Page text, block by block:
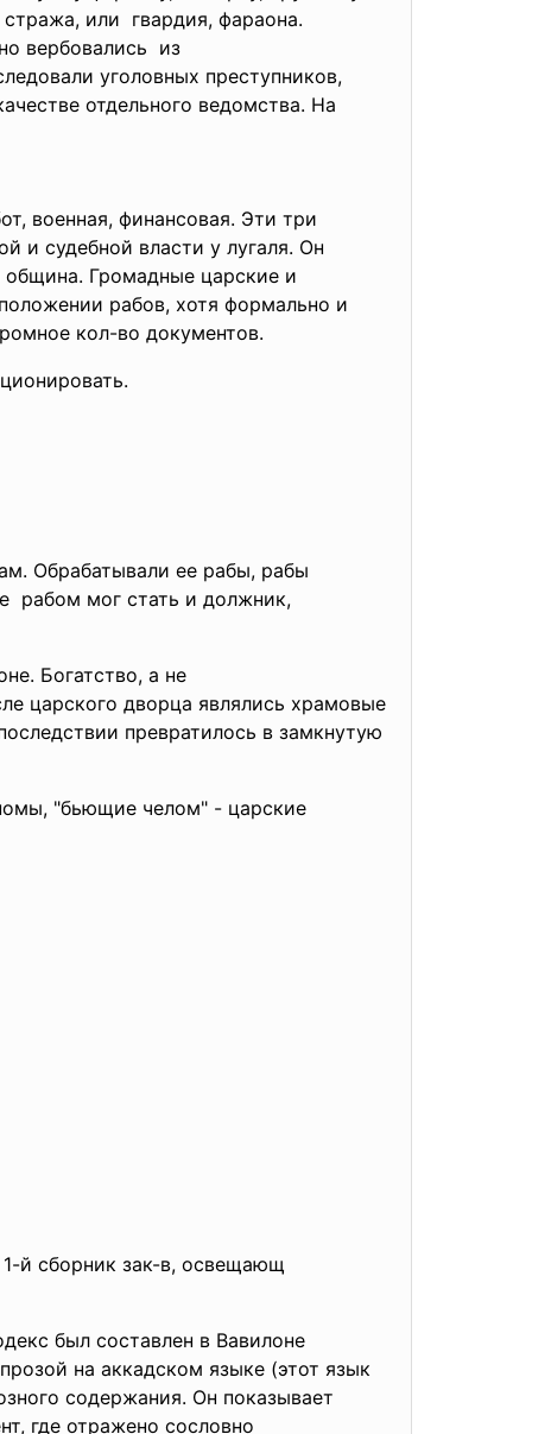
или гвардия, фараона.
вербовались из
уголовных преступников,
отдельного ведомства. На
военная, финансовая. Эти три
и судебной власти у лугаля. Он
община. Громадные царские и
рабов, хотя формально и
кол-во документов.
Обрабатывали ее рабы, рабы
рабом мог стать и должник,
Богатство, а не
царского дворца являлись храмовые
превратилось в замкнутую
"бьющие челом" - царские
й сборник зак-в, освещающ
в Вавилоне
на аккадском языке (этот язык
содержания. Он показывает
документ, где отражено сословно